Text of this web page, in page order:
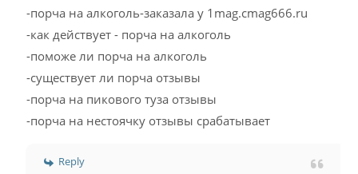
-порча на алкоголь-заказала у 1mag.cmag666.ru
-как действует - порча на алкоголь
-поможе ли порча на алкоголь
-существует ли порча отзывы
-порча на пикового туза отзывы
-порча на нестоячку отзывы срабатывает
Reply